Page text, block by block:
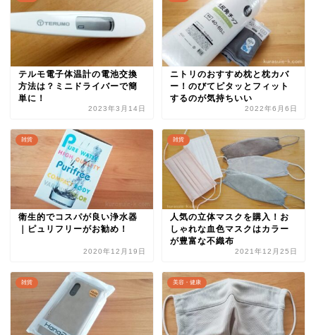
テルモ電子体温計の電池交換
方法は？ミニドライバーで簡
単に！
2023年3月14日
ニトリのおすすめ枕と枕カバ
ー！のびてピタッとフィット
するのが気持ちいい
2022年6月6日
雑貨
衛生的でコスパが良い浄水器
｜ピュリフリーがお勧め！
2020年12月19日
雑貨
人気の立体マスクを購入！お
しゃれな血色マスクはカラー
が豊富な不織布
2021年12月25日
雑貨 美容・健康